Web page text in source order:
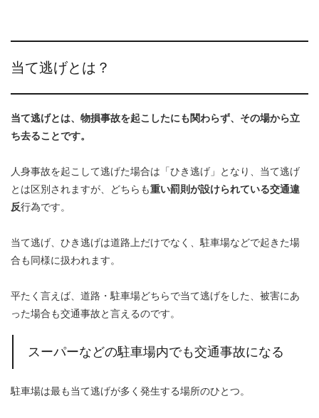
当て逃げとは？
当て逃げとは、物損事故を起こしたにも関わらず、その場から立
ち去ることです。
人身事故を起こして逃げた場合は「ひき逃げ」となり、当て逃げ
とは区別されますが、どちらも重い罰則が設けられている交通違
反行為です。
当て逃げ、ひき逃げは道路上だけでなく、駐車場などで起きた場
合も同様に扱われます。
平たく言えば、道路・駐車場どちらで当て逃げをした、被害にあ
った場合も交通事故と言えるのです。
スーパーなどの駐車場内でも交通事故になる
駐車場は最も当て逃げが多く発生する場所のひとつ。